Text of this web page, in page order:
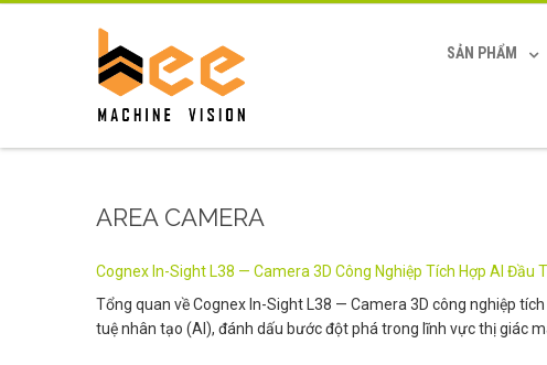
SẢN PHẨM
AREA CAMERA
Cognex In-Sight L38 — Camera 3D Công Nghiệp Tích Hợp AI Đầu
Tổng quan về Cognex In-Sight L38 — Camera 3D công nghiệp
tuệ nhân tạo (AI), đánh dấu bước đột phá trong lĩnh vực thị giác